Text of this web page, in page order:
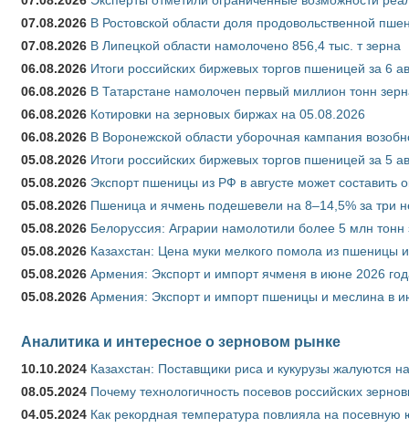
07.08.2026 В Ростовской области доля продовольственной
07.08.2026 В Липецкой области намолочено 856,4 тыс. т зерна
06.08.2026 Итоги российских биржевых торгов пшеницей за 6
06.08.2026 В Татарстане намолочен первый миллион тонн
06.08.2026 Котировки на зерновых биржах на 05.08.2026
06.08.2026 В Воронежской области уборочная кампания
05.08.2026 Итоги российских биржевых торгов пшеницей за 5
05.08.2026 Экспорт пшеницы из РФ в августе может составить
05.08.2026 Пшеница и ячмень подешевели на 8–14,5% за три
05.08.2026 Белоруссия: Аграрии намолотили более 5 млн тонн
05.08.2026 Казахстан: Цена муки мелкого помола из пшеницы
05.08.2026 Армения: Экспорт и импорт ячменя в июне 2026
05.08.2026 Армения: Экспорт и импорт пшеницы и меслина в
Аналитика и интересное о зерновом рынке
10.10.2024 Казахстан: Поставщики риса и кукурузы жалуются
08.05.2024 Почему технологичность посевов российских
04.05.2024 Как рекордная температура повлияла на